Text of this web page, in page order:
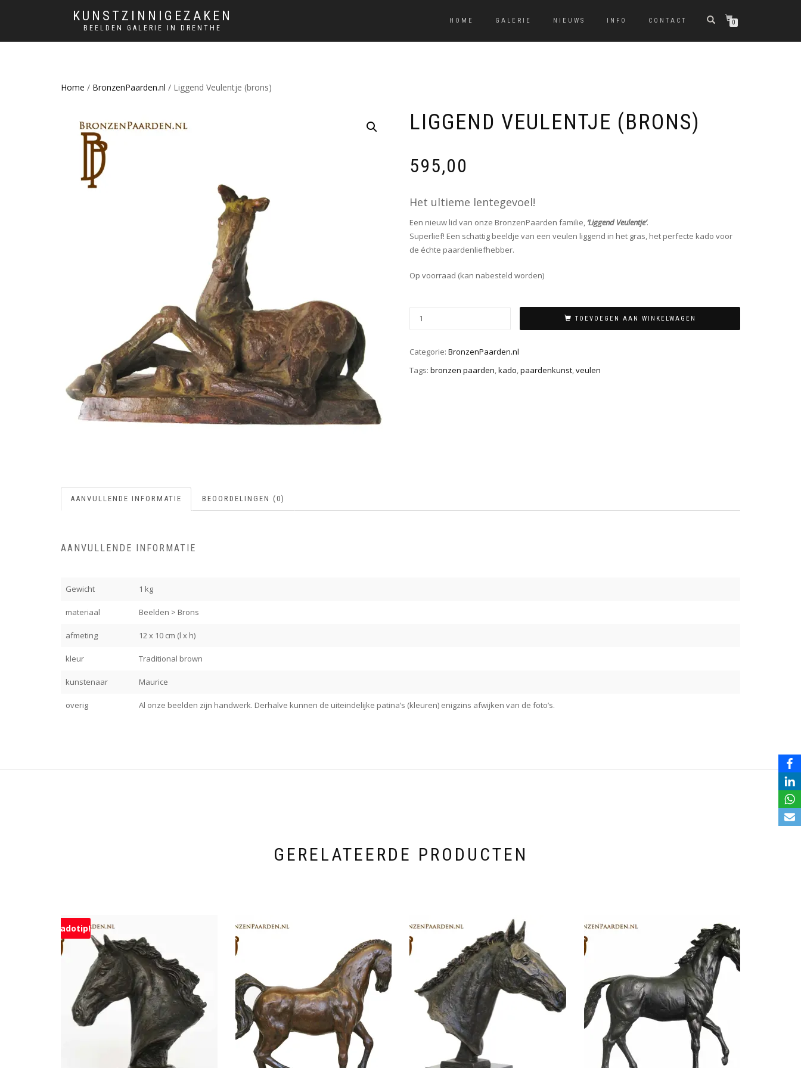
KUNSTZINNIGEZAKEN
BEELDEN GALERIE IN DRENTHE
HOME GALERIE NIEUWS INFO CONTACT 0
Home / BronzenPaarden.nl / Liggend Veulentje (brons)
LIGGEND VEULENTJE (BRONS)
595,00
Het ultieme lentegevoel!
Een nieuw lid van onze BronzenPaarden familie, ‘Liggend Veulentje’.
Superlief! Een schattig beeldje van een veulen liggend in het gras, het perfecte kado voor
de échte paardenliefhebber.
Op voorraad (kan nabesteld worden)
TOEVOEGEN AAN WINKELWAGEN
Categorie: BronzenPaarden.nl
Tags: bronzen paarden,kado,paardenkunst,veulen
AANVULLENDE INFORMATIE BEOORDELINGEN (0)
AANVULLENDE INFORMATIE
Gewicht 1 kg
materiaal Beelden > Brons
afmeting 12 x 10 cm (l x h)
kleur Traditional brown
kunstenaar Maurice
overig Al onze beelden zijn handwerk. Derhalve kunnen de uiteindelijke patina’s (kleuren) enigzins afwijken van de foto’s.
GERELATEERDE PRODUCTEN
Kadotip!